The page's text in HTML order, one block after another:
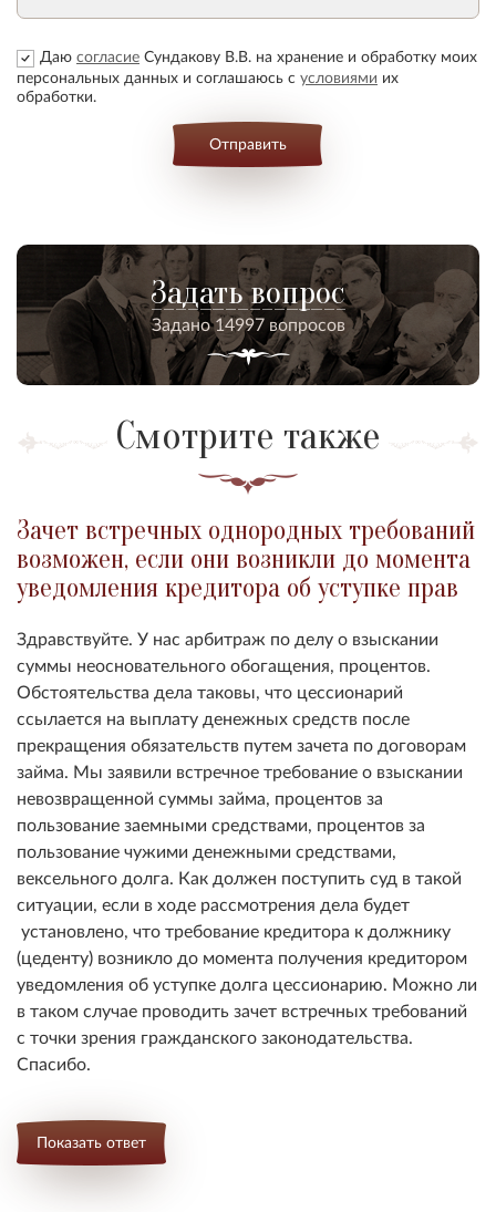
Даю согласие Сундакову В.В. на хранение и обработку моих
персональных данных и соглашаюсь с условиями их
обработки.
Отправить
Задать вопрос
Задано 14997 вопросов
Смотрите также
Зачет встречных однородных требований
возможен, если они возникли до момента
уведомления кредитора об уступке прав
Здравствуйте. У нас арбитраж по делу о взыскании
суммы неосновательного обогащения, процентов.
Обстоятельства дела таковы, что цессионарий
ссылается на выплату денежных средств после
прекращения обязательств путем зачета по договорам
займа. Мы заявили встречное требование о взыскании
невозвращенной суммы займа, процентов за
пользование заемными средствами, процентов за
пользование чужими денежными средствами,
вексельного долга. Как должен поступить суд в такой
ситуации, если в ходе рассмотрения дела будет
установлено, что требование кредитора к должнику
(цеденту) возникло до момента получения кредитором
уведомления об уступке долга цессионарию. Можно ли
в таком случае проводить зачет встречных требований
с точки зрения гражданского законодательства.
Спасибо.
Показать ответ